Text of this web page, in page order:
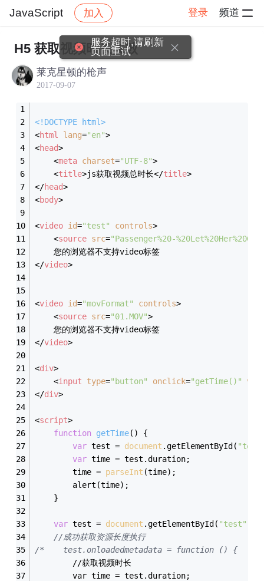
JavaScript 加入 登录 频道
社区 JavaScript 帖子详情
H5 获取视频时长失败
莱克星顿的枪声
2017-09-07
<!DOCTYPE html>
<html lang="en">
<head>
<meta charset="UTF-8">
<title>js获取视频总时长</title>
</head>
<body>
<video id="test" controls>
<source src="Passenger%20-
    您的浏览器不支持video标签
</video>
<video id="movFormat" controls>
<source src="01.MOV">
    您的浏览器不支持video标签
</video>
<div>
<input type="button" onclick="getTime()"
</div>
<script>
function getTime( ) {
var test = document .getElementById(
var time = test.duration;
        time =
parseInt (time);
        alert(time);
    }
var test = document .getElementById( "test"
//成功获取资源长度执行
/*    test.onloadedmetadata = function () {
        //获取视频时长
        var time = test.duration;
服务超时,请刷新
页面重试